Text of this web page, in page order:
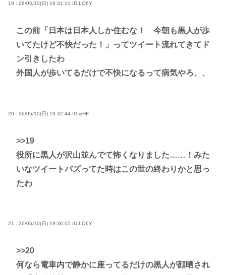
19 : 26/05/10(日) 19:31:11 ID:LQ6Y
この前「日本は日本人しか住むな！ 今朝も黒人が歩
いてたけど不快だった！」ってツイート流れてきてド
ン引きしたわ
外国人が歩いてるだけで不快になるって病気やろ、、
20 : 26/05/10(日) 19:32:44 ID:izHF
>>19
役所に黒人が沢山並んでて怖くなりました……！みた
いなツイートバズってた時はこの世の終わりかと思っ
たわ
21 : 26/05/10(日) 19:36:05 ID:LQ6Y
>>20
何なら電車内で静かに座ってるだけの黒人が顔晒され